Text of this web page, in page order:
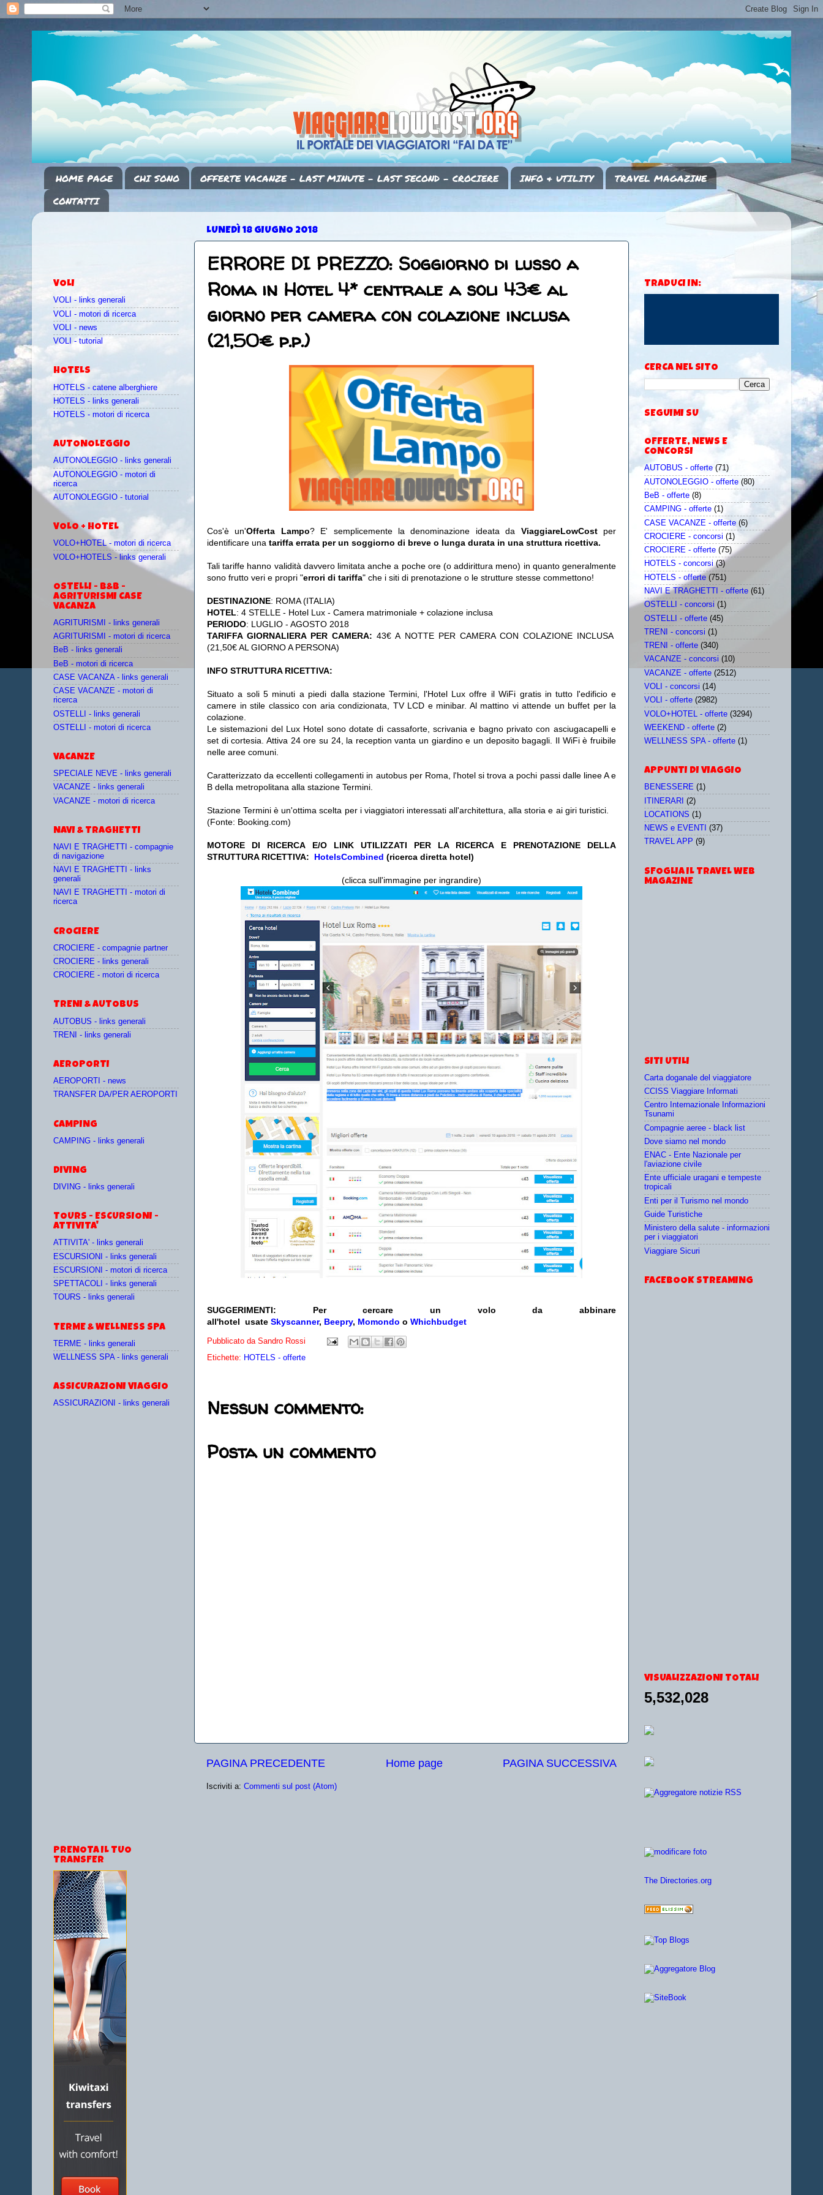
HOME PAGE CHI SONO OFFERTE VACANZE - LAST MINUTE - LAST SECOND - CROCIERE INFO & UTILITY
TRAVEL MAGAZINE
CONTATTI
LUNEDÌ 18 GIUGNO 2018
ERRORE DI PREZZO: Soggiorno di lusso a
Roma in Hotel 4* centrale a soli 43€ al
giorno per camera con colazione inclusa
(21,50€ p.p.)
Cos'è un'Offerta Lampo? E' semplicemente la denominazione ideata da ViaggiareLowCostper
identificare una tariffa errata per un soggiorno di breve o lunga durata in una struttura ricettiva.
Tali tariffe hanno validità davvero limitata anche a poche ore (o addirittura meno) in quanto generalmente
sono frutto veri e propri "errori di tariffa" che i siti di prenotazione o le strutture stesse commettono!
DESTINAZIONE: ROMA (ITALIA)
HOTEL: 4 STELLE - Hotel Lux - Camera matrimoniale + colazione inclusa
PERIODO: LUGLIO - AGOSTO 2018
TARIFFA GIORNALIERA PER CAMERA: 43€ A NOTTE PER CAMERA CON COLAZIONE INCLUSA
(21,50€ AL GIORNO A PERSONA)
INFO STRUTTURA RICETTIVA:
Situato a soli 5 minuti a piedi dalla stazione Termini, l'Hotel Lux offre il WiFi gratis in tutto l'edificio e
camere in stile classico con aria condizionata, TV LCD e minibar. Al mattino vi attende un buffet per la
colazione.
Le sistemazioni del Lux Hotel sono dotate di cassaforte, scrivania e bagno privato con asciugacapelli e
set di cortesia. Attiva 24 ore su 24, la reception vanta un giardino e un deposito bagagli. Il WiFi è fruibile
nelle aree comuni.
Caratterizzato da eccellenti collegamenti in autobus per Roma, l'hotel si trova a pochi passi dalle linee A e
B della metropolitana alla stazione Termini.
Stazione Termini è un'ottima scelta per i viaggiatori interessati all'architettura, alla storia e ai giri turistici.
(Fonte: Booking.com)
MOTORE DI RICERCA E/O LINK UTILIZZATI PER LA RICERCA E PRENOTAZIONE DELLA
STRUTTURA RICETTIVA: HotelsCombined (ricerca diretta hotel)
(clicca sull'immagine per ingrandire)
SUGGERIMENTI:
Per cercare un volo da abbinare
all'hotel usate Skyscanner, Beepry, Momondo o Whichbudget
Pubblicato da Sandro Rossi
Etichette: HOTELS - offerte
Nessun commento:
Posta un commento
PAGINA PRECEDENTE PAGINA SUCCESSIVA
Home page
Iscriviti a: Commenti sul post (Atom)
VOLI
VOLI - links generali
VOLI - motori di ricerca
VOLI - news
VOLI - tutorial
HOTELS
HOTELS - catene alberghiere
HOTELS - links generali
HOTELS - motori di ricerca
AUTONOLEGGIO
AUTONOLEGGIO - links generali
AUTONOLEGGIO - motori di
ricerca
AUTONOLEGGIO - tutorial
VOLO + HOTEL
VOLO+HOTEL - motori di ricerca
VOLO+HOTELS - links generali
OSTELLI - B&B -
AGRITURISMI CASE
VACANZA
AGRITURISMI - links generali
AGRITURISMI - motori di ricerca
BeB - links generali
BeB - motori di ricerca
CASE VACANZA - links generali
CASE VACANZE - motori di
ricerca
OSTELLI - links generali
OSTELLI - motori di ricerca
VACANZE
SPECIALE NEVE - links generali
VACANZE - links generali
VACANZE - motori di ricerca
NAVI & TRAGHETTI
NAVI E TRAGHETTI - compagnie
di navigazione
NAVI E TRAGHETTI - links
generali
NAVI E TRAGHETTI - motori di
ricerca
CROCIERE
CROCIERE - compagnie partner
CROCIERE - links generali
CROCIERE - motori di ricerca
TRENI & AUTOBUS
AUTOBUS - links generali
TRENI - links generali
AEROPORTI
AEROPORTI - news
TRANSFER DA/PER AEROPORTI
CAMPING
CAMPING - links generali
DIVING
DIVING - links generali
TOURS - ESCURSIONI -
ATTIVITA'
ATTIVITA' - links generali
ESCURSIONI - links generali
ESCURSIONI - motori di ricerca
SPETTACOLI - links generali
TOURS - links generali
TERME & WELLNESS SPA
TERME - links generali
WELLNESS SPA - links generali
ASSICURAZIONI VIAGGIO
ASSICURAZIONI - links generali
PRENOTA IL TUO
TRANSFER
TRADUCI IN:
CERCA NEL SITO
SEGUIMI SU
OFFERTE, NEWS E
CONCORSI
AUTOBUS - offerte (71)
AUTONOLEGGIO - offerte (80)
BeB - offerte (8)
CAMPING - offerte (1)
CASE VACANZE - offerte (6)
CROCIERE - concorsi (1)
CROCIERE - offerte (75)
HOTELS - concorsi (3)
HOTELS - offerte (751)
NAVI E TRAGHETTI - offerte (61)
OSTELLI - concorsi (1)
OSTELLI - offerte (45)
TRENI - concorsi (1)
TRENI - offerte (340)
VACANZE - concorsi (10)
VACANZE - offerte (2512)
VOLI - concorsi (14)
VOLI - offerte (2982)
VOLO+HOTEL - offerte (3294)
WEEKEND - offerte (2)
WELLNESS SPA - offerte (1)
APPUNTI DI VIAGGIO
BENESSERE (1)
ITINERARI (2)
LOCATIONS (1)
NEWS e EVENTI
(37)
TRAVEL APP (9)
SFOGLIA IL TRAVEL WEB
MAGAZINE
SITI UTILI
Carta doganale del viaggiatore
CCISS Viaggiare Informati
Centro Internazionale Informazioni
Tsunami
Compagnie aeree - black list
Dove siamo nel mondo
ENAC - Ente Nazionale per
l'aviazione civile
Ente ufficiale uragani e tempeste
tropicali
Enti per il Turismo nel mondo
Guide Turistiche
Ministero della salute - informazioni
per i viaggiatori
Viaggiare Sicuri
FACEBOOK STREAMING
VISUALIZZAZIONI TOTALI
5,532,028